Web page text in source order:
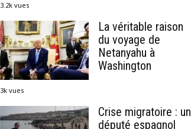
3.2k vues
La véritable raison
du voyage de
Netanyahu à
Washington
3k vues
Crise migratoire : un
député espagnol